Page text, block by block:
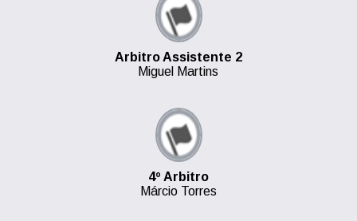
Arbitro Assistente 2
Miguel Martins
4º Arbitro
Márcio Torres